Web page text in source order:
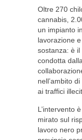
Oltre 270
cannabis,
un impianto
lavorazione
sostanza: è il
condotta
nell’ambito
ai traffici
L’intervento
mirato sul
lavoro nero